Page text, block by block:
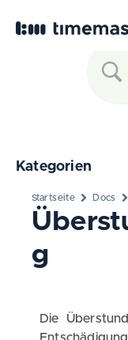
Kategorien
Startseite Docs
g
Die